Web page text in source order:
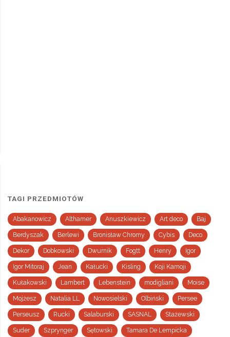
TAGI PRZEDMIOTÓW
Abakanowicz Althamer Anuszkiewicz Art deco Baj
Berdyszak Berlewi Bronisław Chromy Cybis Deco
Dekor Dobkowski Dwurnik Fogtt Henry Igor
Igor Mitoraj Jean Kałucki Kisling Koji Kamoji
Kułakowski Lambert Lebenstein modigliani Moise
Mojżesz Natalia LL Nowosielski Olbiński Persee
Perseusz Rucki Salaburski SASNAL Stażewski
Suder Szprynger Sętowski Tamara De Lempicka